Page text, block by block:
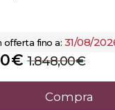
offerta fino a: 31/08/
€ €
1.848,00
Compra